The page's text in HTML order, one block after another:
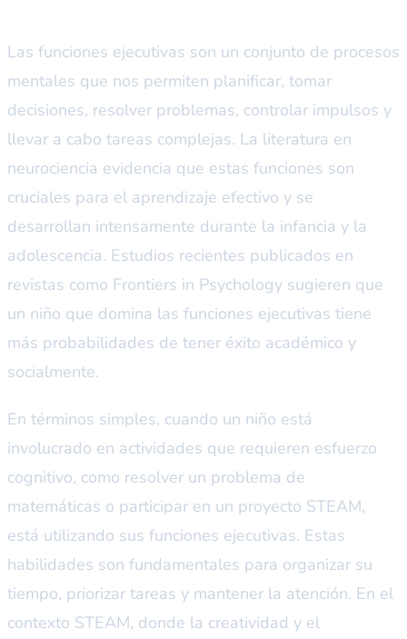
Las funciones ejecutivas son un conjunto de procesos
mentales que nos permiten planificar, tomar
decisiones, resolver problemas, controlar impulsos y
llevar a cabo tareas complejas. La literatura en
neurociencia evidencia que estas funciones son
cruciales para el aprendizaje efectivo y se
desarrollan intensamente durante la infancia y la
adolescencia. Estudios recientes publicados en
revistas como Frontiers in Psychology sugieren que
un niño que domina las funciones ejecutivas tiene
más probabilidades de tener éxito académico y
socialmente.
En términos simples, cuando un niño está
involucrado en actividades que requieren esfuerzo
cognitivo, como resolver un problema de
matemáticas o participar en un proyecto STEAM,
está utilizando sus funciones ejecutivas. Estas
habilidades son fundamentales para organizar su
tiempo, priorizar tareas y mantener la atención. En el
contexto STEAM, donde la creatividad y el